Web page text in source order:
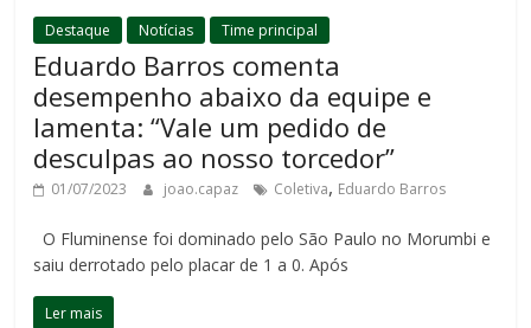
Destaque Notícias Time principal
Eduardo Barros comenta
desempenho abaixo da equipe e
lamenta: “Vale um pedido de
desculpas ao nosso torcedor”
01/07/2023 joao.capaz Coletiva, Eduardo Barros
O Fluminense foi dominado pelo São Paulo no Morumbi e
saiu derrotado pelo placar de 1 a 0. Após
Ler mais